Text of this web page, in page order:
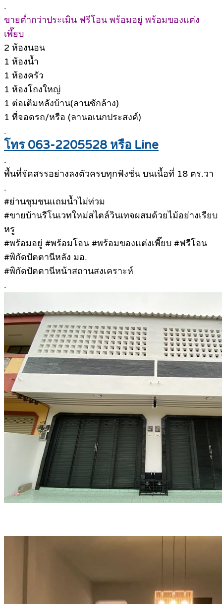
.
ขายต่ำกว่าประเมิน ฟรีโอน พร้อมอยู่ พร้อมของแต่ง
เพี๊ยบ
2 ห้องนอน
1 ห้องน้ำ
1 ห้องครัว
1 ห้องโถงใหญ่
1 ต่อเติมหลังบ้าน(ลานซักล้าง)
1 ที่จอดรถ/หรือ (ลานอเนกประสงค์)
.
โทร 063-2205528 หรือ Line
.
พื้นที่จัดสรรอย่างลงตัวครบทุกฟังชั่น บนเนื้อที่ 18 ตร.วา
.
#ย่านชุมชนแถมน้ำไม่ท่วม
#ขายบ้านรีโนเวทใหม่สไตล์วินเทจผสมด้วยไม้อย่างเรียบ
หรู
#พร้อมอยู่ #พร้อมโอน #พร้อมของแต่งเพี๊ยบ #ฟรีโอน
#พิกัดปัตตานีหลัง มอ.
#พิกัดปัตตานีหน้าสถานสงเคราะห์
.